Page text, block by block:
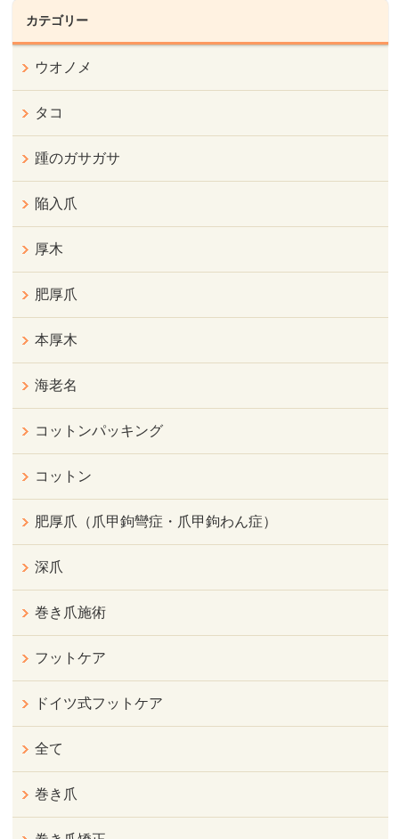
カテゴリー
ウオノメ
タコ
踵のガサガサ
陥入爪
厚木
肥厚爪
本厚木
海老名
コットンパッキング
コットン
肥厚爪（爪甲鉤彎症・爪甲鉤わん症）
深爪
巻き爪施術
フットケア
ドイツ式フットケア
全て
巻き爪